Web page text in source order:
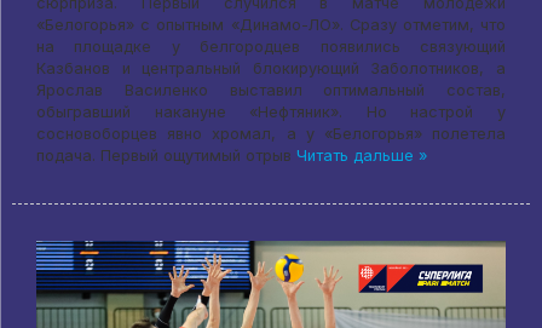
«Белогорья» с опытным «Динамо-ЛО». Сразу отметим, что
на площадке у белгородцев появились связующий
Казбанов и центральный блокирующий Заболотников, а
Ярослав Василенко выставил оптимальный состав,
обыгравший накануне «Нефтяник». Но настрой у
сосновоборцев явно хромал, а у «Белогорья» полетела
подача. Первый ощутимый отрыв Читать дальше »